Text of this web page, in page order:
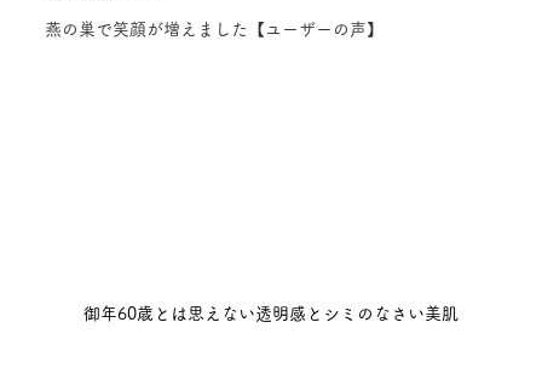
燕の巣で笑顔が増えました【ユーザーの声】
御年60歳とは思えない透明感とシミのなさい美肌